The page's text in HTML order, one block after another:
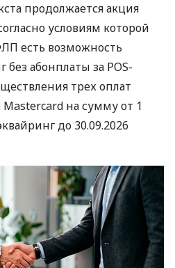
продолжается акция
условиям которой
есть возможность
абонплаты за POS-
трех оплат
Mastercard на сумму от 1
до 30.09.2026